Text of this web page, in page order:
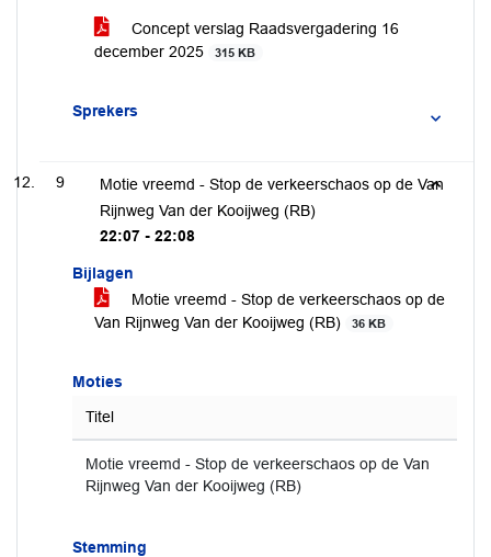
Concept verslag Raadsvergadering 16
december 2025
315 KB
Sprekers
9
Motie vreemd - Stop de verkeerschaos op de Van
Rijnweg Van der Kooijweg (RB)
22:07 - 22:08
Bijlagen
Motie vreemd - Stop de verkeerschaos op de
Van Rijnweg Van der Kooijweg (RB)
36 KB
Moties
Titel
Motie vreemd - Stop de verkeerschaos op de Van
Rijnweg Van der Kooijweg (RB)
Stemming